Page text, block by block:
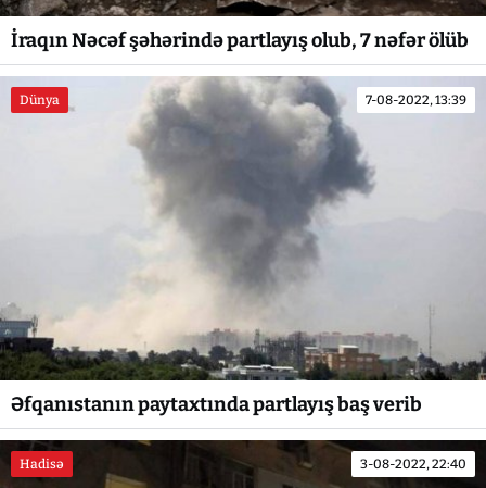
İraqın Nəcəf şəhərində partlayış olub, 7 nəfər ölüb
Dünya 7-08-2022, 13:39
Əfqanıstanın paytaxtında partlayış baş verib
Hadisə 3-08-2022, 22:40